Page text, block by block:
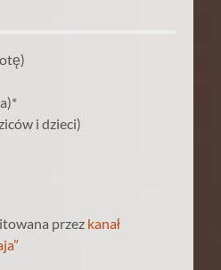
i dzieci)
przez kanał